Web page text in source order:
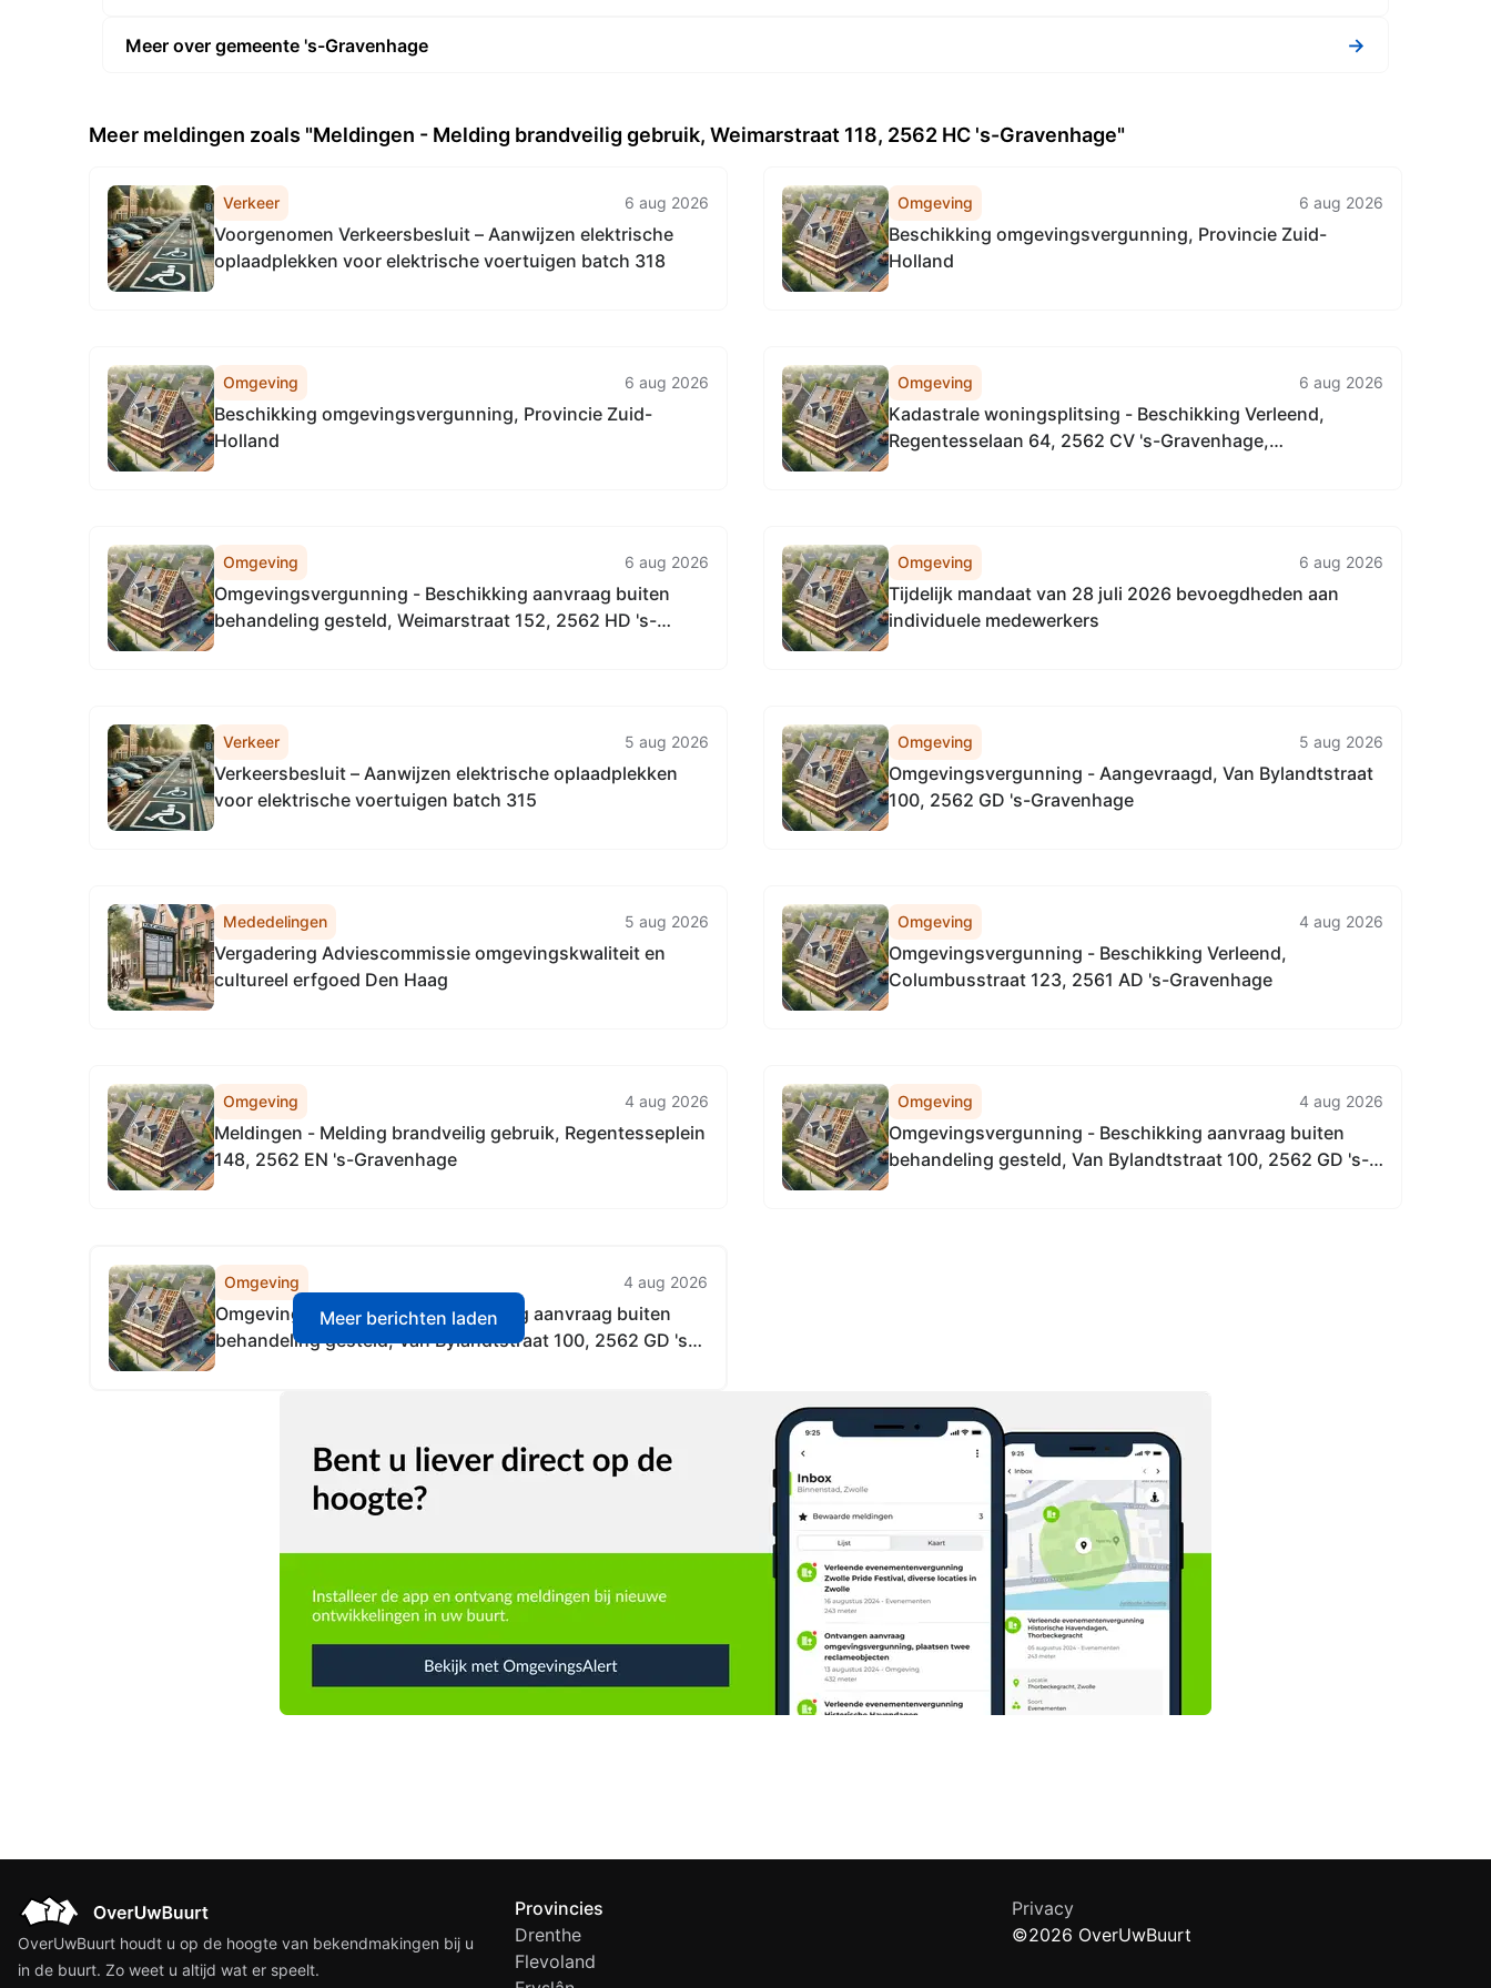
Meer over gemeente 's-Gravenhage →
Meer meldingen zoals "Meldingen - Melding brandveilig gebruik, Weimarstraat 118, 2562 HC 's-Gravenhage"
Verkeer 6 aug 2026
Voorgenomen Verkeersbesluit – Aanwijzen elektrische
oplaadplekken voor elektrische voertuigen batch 318
Omgeving 6 aug 2026
Beschikking omgevingsvergunning, Provincie Zuid-
Holland
Omgeving 6 aug 2026
Beschikking omgevingsvergunning, Provincie Zuid-
Holland
Omgeving 6 aug 2026
Kadastrale woningsplitsing - Beschikking Verleend,
Regentesselaan 64, 2562 CV 's-Gravenhage,
Omgeving 6 aug 2026
Omgevingsvergunning - Beschikking aanvraag buiten
behandeling gesteld, Weimarstraat 152, 2562 HD 's-
Omgeving 6 aug 2026
Tijdelijk mandaat van 28 juli 2026 bevoegdheden aan
individuele medewerkers
Verkeer 5 aug 2026
Verkeersbesluit – Aanwijzen elektrische oplaadplekken
voor elektrische voertuigen batch 315
Omgeving 5 aug 2026
Omgevingsvergunning - Aangevraagd, Van Bylandtstraat
100, 2562 GD 's-Gravenhage
Mededelingen 5 aug 2026
Vergadering Adviescommissie omgevingskwaliteit en
cultureel erfgoed Den Haag
Omgeving 4 aug 2026
Omgevingsvergunning - Beschikking Verleend,
Columbusstraat 123, 2561 AD 's-Gravenhage
Omgeving 4 aug 2026
Meldingen - Melding brandveilig gebruik, Regentesseplein
148, 2562 EN 's-Gravenhage
Omgeving 4 aug 2026
Omgevingsvergunning - Beschikking aanvraag buiten
behandeling gesteld, Van Bylandtstraat 100, 2562 GD 's-
Omgeving 4 aug 2026
Omgevingsvergunning - Beschikking aanvraag buiten
behandeling gesteld, Van Bylandtstraat 100, 2562 GD 's-
Meer berichten laden
OverUwBuurt houdt u op de hoogte van bekendmakingen bij u
in de buurt. Zo weet u altijd wat er speelt.
Provincies
Drenthe
Flevoland
Privacy
©2026 OverUwBuurt